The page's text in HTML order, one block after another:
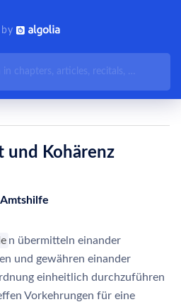
by
und Kohärenz
n übermitteln einander
und gewähren einander
einheitlich durchzuführen
Vorkehrungen für eine